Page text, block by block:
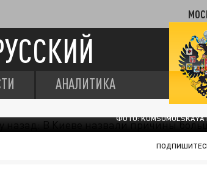
АНАЛИТИКА
ФОТО: KOMSOMOLSKAYA